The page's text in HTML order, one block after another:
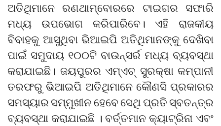
ଅତିଥିମାନେ ରଣଥାମ୍ବୋରରେ ଟାଇଗର ସଫାରି
ମଧ୍ୟ ଉପଭୋଗ କରିପାରିବେ। ଏହି ରାଜକୀୟ
ବିବାହକୁ ଆସୁଥିବା ଭିଆଇପି ଅତିଥିମାନଙ୍କୁ ଦେଖିବା
ପାଇଁ ସମୁଦାୟ ୧୦୦ଟି ବାଉନ୍ସର୍ର ମଧ୍ୟ ବ୍ୟବସ୍ଥା
କରାଯାଇଛି। ଜୟପୁରର ଏମ୍‌ଏଚ୍‌ ସୁରକ୍ଷା କମ୍ପାନୀ
ତରଫରୁ ଭିଆଇପି ଅତିଥିମାନେ କୌଣସି ପ୍ରକାରର
ସମସ୍ୟାର ସମ୍ମୁଖୀନ ହେବେ ସେଥି ପ୍ରତି ସ୍ବତନ୍ତ୍ର
ବ୍ୟବସ୍ଥା କରାଯାଇଛି । ବର୍ତ୍ତମାନ କ୍ୟାଟ୍ରିନା ଏବଂ